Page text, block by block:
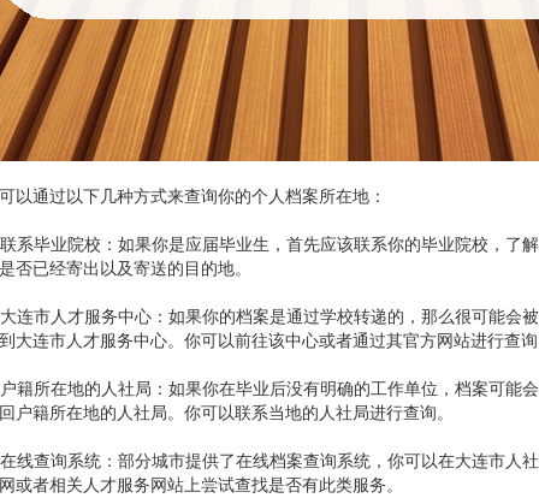
以通过以下几种方式来查询你的个人档案所在地：
系毕业院校：如果你是应届毕业生，首先应该联系你的毕业院校，了
否已经寄出以及寄送的目的地。
连市人才服务中心：如果你的档案是通过学校转递的，那么很可能会
大连市人才服务中心。你可以前往该中心或者通过其官方网站进行查
籍所在地的人社局：如果你在毕业后没有明确的工作单位，档案可能
户籍所在地的人社局。你可以联系当地的人社局进行查询。
线查询系统：部分城市提供了在线档案查询系统，你可以在大连市人
或者相关人才服务网站上尝试查找是否有此类服务。